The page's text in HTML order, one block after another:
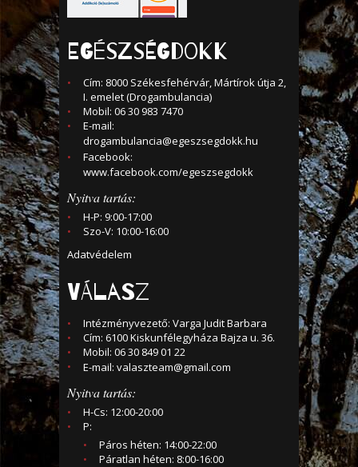
EGÉSZSÉGDOKK
Cím: 8000 Székesfehérvár, Mártírok útja 2,
I. emelet (Drogambulancia)
Mobil: 06 30 983 7470
E-mail:
drogambulancia@egeszsegdokk.hu
Facebook:
www.facebook.com/egeszsegdokk
Nyitva tartás:
H-P: 9:00-17:00
Szo-V: 10:00-16:00
Adatvédelem
VÁLASZ
Intézményvezető: Varga Judit Barbara
Cím: 6100 Kiskunfélegyháza Bajza u. 36.
Mobil: 06 30 849 01 22
E-mail: valaszteam@gmail.com
Nyitva tartás:
H-Cs: 12:00-20:00
P:
Páros héten: 14:00-22:00
Páratlan héten: 8:00-16:00